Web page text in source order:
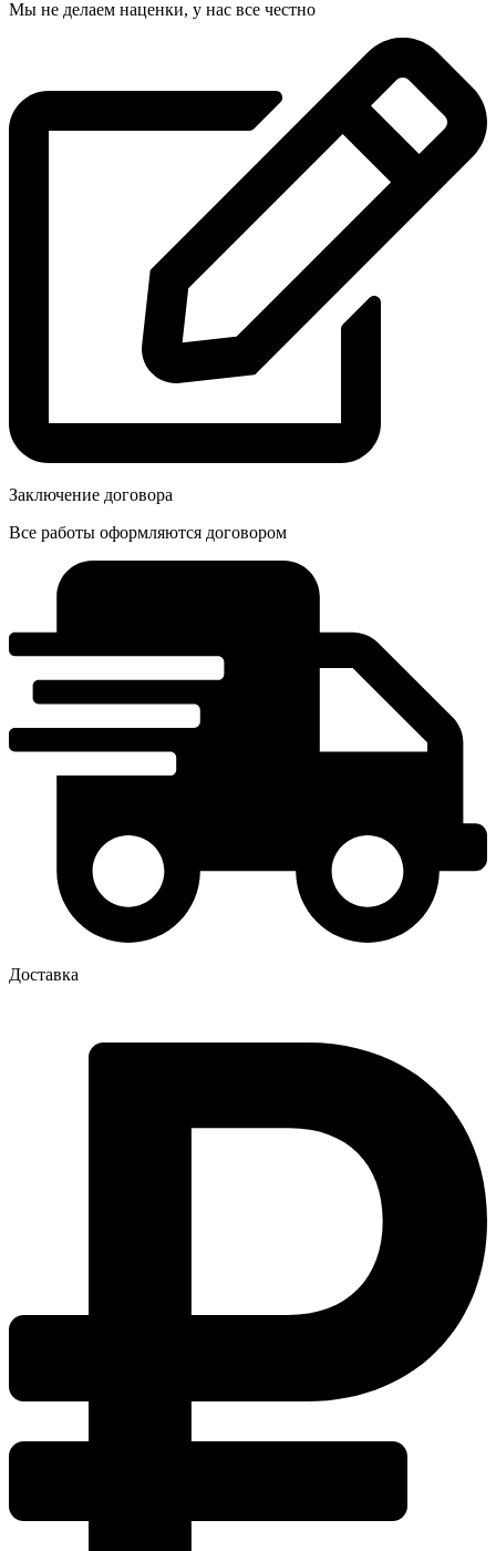
Мы не делаем наценки, у нас все честно
Заключение договора
Все работы оформляются договором
Доставка